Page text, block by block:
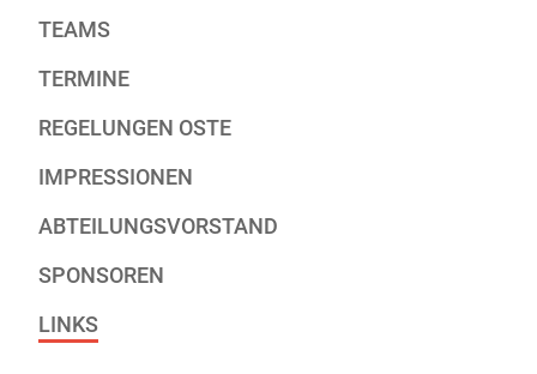
TEAMS
TERMINE
REGELUNGEN OSTE
IMPRESSIONEN
ABTEILUNGSVORSTAND
SPONSOREN
LINKS